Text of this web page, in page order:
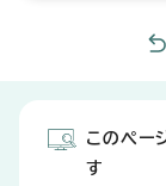
このペー
す